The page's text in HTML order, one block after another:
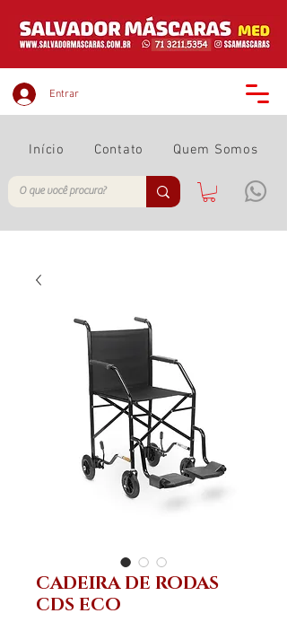
Início Contato Quem Somos
Entrar
CADEIRA DE RODAS
CDS ECO